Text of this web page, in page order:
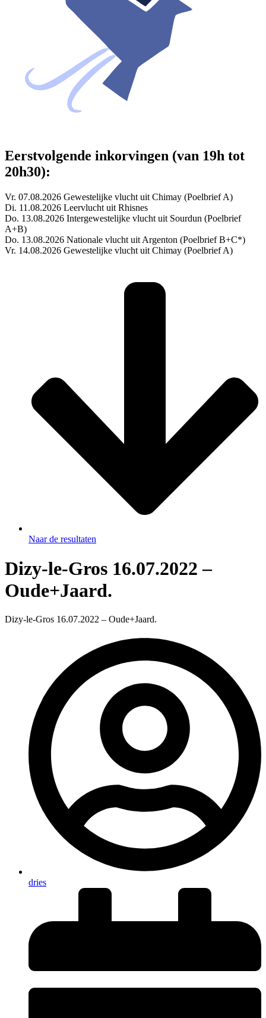
Eerstvolgende inkorvingen (van 19h tot
20h30):
Vr. 07.08.2026 Gewestelijke vlucht uit Chimay (Poelbrief A)
Di. 11.08.2026 Leervlucht uit Rhisnes
Do. 13.08.2026 Intergewestelijke vlucht uit Sourdun (Poelbrief
A+B)
Do. 13.08.2026 Nationale vlucht uit Argenton (Poelbrief B+C*)
Vr. 14.08.2026 Gewestelijke vlucht uit Chimay (Poelbrief A)
Naar de resultaten
Dizy-le-Gros 16.07.2022 –
Oude+Jaard.
Dizy-le-Gros 16.07.2022 – Oude+Jaard.
dries